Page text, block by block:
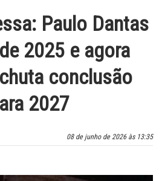
Paulo Dantas
2025 e agora
conclusão
2027
08 de junho de 2026 às 13:35